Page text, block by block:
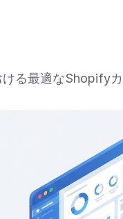
る最適なShopify